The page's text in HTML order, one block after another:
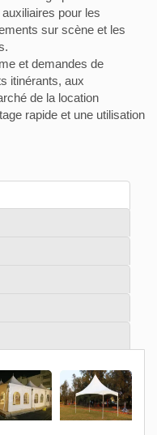
pour les
sur scène et les
et demandes de
itinérants, aux
de la location
rapide et une utilisation